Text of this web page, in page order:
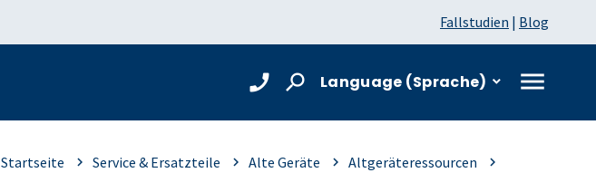
Fallstudien | Blog
Language (Sprache)
Startseite Service & Ersatzteile Alte Geräte Altgeräteressourcen